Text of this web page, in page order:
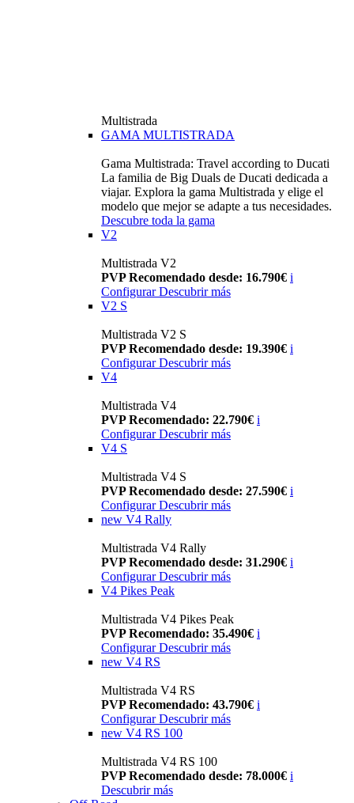
Multistrada
GAMA MULTISTRADA
Gama Multistrada: Travel according to Ducati
La familia de Big Duals de Ducati dedicada a
viajar. Explora la gama Multistrada y elige el
modelo que mejor se adapte a tus necesidades.
Descubre toda la gama
V2
Multistrada V2
PVP Recomendado desde: 16.790€ i
Configurar Descubrir más
V2 S
Multistrada V2 S
PVP Recomendado desde: 19.390€ i
Configurar Descubrir más
V4
Multistrada V4
PVP Recomendado: 22.790€ i
Configurar Descubrir más
V4 S
Multistrada V4 S
PVP Recomendado desde: 27.590€ i
Configurar Descubrir más
new V4 Rally
Multistrada V4 Rally
PVP Recomendado desde: 31.290€ i
Configurar Descubrir más
V4 Pikes Peak
Multistrada V4 Pikes Peak
PVP Recomendado: 35.490€ i
Configurar Descubrir más
new V4 RS
Multistrada V4 RS
PVP Recomendado: 43.790€ i
ConfigurarDescubrir más
new V4 RS 100
Multistrada V4 RS 100
PVP Recomendado desde: 78.000€ i
Descubrir más